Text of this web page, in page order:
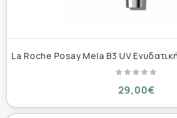
29,00€